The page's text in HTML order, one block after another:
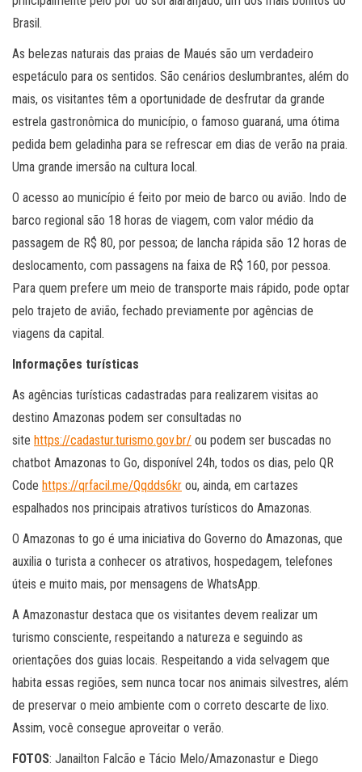
Brasil.
As belezas naturais das praias de Maués são um verdadeiro
espetáculo para os sentidos. São cenários deslumbrantes, além do
mais, os visitantes têm a oportunidade de desfrutar da grande
estrela gastronômica do município, o famoso guaraná, uma ótima
pedida bem geladinha para se refrescar em dias de verão na praia.
Uma grande imersão na cultura local.
O acesso ao município é feito por meio de barco ou avião. Indo de
barco regional são 18 horas de viagem, com valor médio da
passagem de R$ 80, por pessoa; de lancha rápida são 12 horas de
deslocamento, com passagens na faixa de R$ 160, por pessoa.
Para quem prefere um meio de transporte mais rápido, pode optar
pelo trajeto de avião, fechado previamente por agências de
viagens da capital.
Informações turísticas
As agências turísticas cadastradas para realizarem visitas ao
destino Amazonas podem ser consultadas no
site https://cadastur.turismo.gov.br/ ou podem ser buscadas no
chatbot Amazonas to Go, disponível 24h, todos os dias, pelo QR
Code https://qrfacil.me/Qqdds6kr ou, ainda, em cartazes
espalhados nos principais atrativos turísticos do Amazonas.
O Amazonas to go é uma iniciativa do Governo do Amazonas, que
auxilia o turista a conhecer os atrativos, hospedagem, telefones
úteis e muito mais, por mensagens de WhatsApp.
A Amazonastur destaca que os visitantes devem realizar um
turismo consciente, respeitando a natureza e seguindo as
orientações dos guias locais. Respeitando a vida selvagem que
habita essas regiões, sem nunca tocar nos animais silvestres, além
de preservar o meio ambiente com o correto descarte de lixo.
Assim, você consegue aproveitar o verão.
FOTOS: Janailton Falcão e Tácio Melo/Amazonastur e Diego